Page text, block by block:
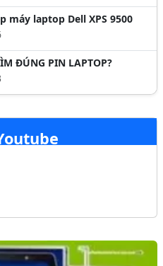
máy laptop Dell XPS 9500
ĐÚNG PIN LAPTOP?